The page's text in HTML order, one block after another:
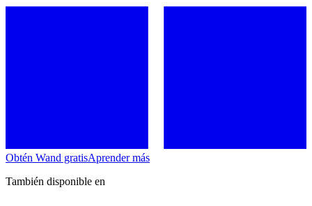
Obtén Wand gratisAprender más
También disponible en